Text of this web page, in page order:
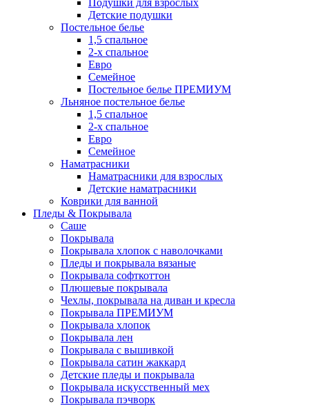
Детские подушки
Постельное белье
1,5 спальное
2-х спальное
Евро
Семейное
Постельное белье ПРЕМИУМ
Льняное постельное белье
1,5 спальное
2-х спальное
Евро
Семейное
Наматрасники
Наматрасники для взрослых
Детские наматрасники
Коврики для ванной
Пледы & Покрывала
Саше
Покрывала
Покрывала хлопок с наволочками
Пледы и покрывала вязаные
Покрывала софткоттон
Плюшевые покрывала
Чехлы, покрывала на диван и кресла
Покрывала ПРЕМИУМ
Покрывала хлопок
Покрывала лен
Покрывала с вышивкой
Покрывала сатин жаккард
Детские пледы и покрывала
Покрывала искусственный мех
Покрывала пэчворк